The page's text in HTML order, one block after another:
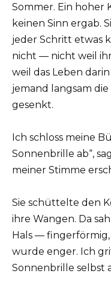
Sommer. Ein hoher
keinen Sinn ergab.
jeder Schritt etwas
nicht — nicht weil
weil das Leben
jemand langsam
gesenkt.
Ich schloss meine
Sonnenbrille ab“,
meiner Stimme
Sie schüttelte den
ihre Wangen. Da
Hals —
wurde enger. Ich
Sonnenbrille selbst